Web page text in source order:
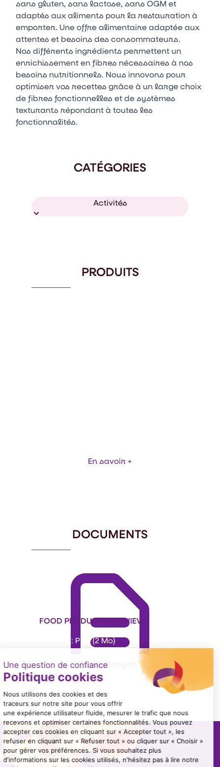
sans gluten, sans lactose, sans OGM et
adaptés aux aliments pour la restauration à
emporter. Une offre alimentaire adaptée aux
attentes et besoins des consommateurs.
Nos différents ingrédients permettent un
enrichissement en fibres nécessaires à nos
besoins nutritionnels. Nous innovons pour
optimiser vos recettes grâce à un large choix
de fibres fonctionnelles et de systèmes
texturants répondant à toutes les
fonctionnalités.
CATÉGORIES
Activités
PRODUITS
En savoir +
DOCUMENTS
FOOD PRODUCT OVERVIEW
Format : PDF (2 Mo)
Télécharger